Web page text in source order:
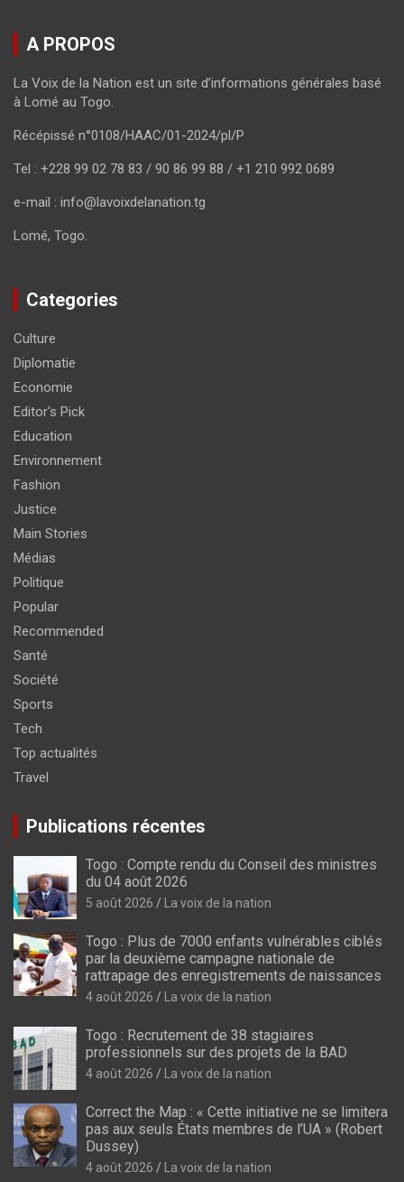
A PROPOS
La Voix de la Nation est un site d’informations générales basé
à Lomé au Togo.
Récépissé n°0108/HAAC/01-2024/pl/P
Tel : +228 99 02 78 83 / 90 86 99 88 / +1 210 992 0689
e-mail : info@lavoixdelanation.tg
Lomé, Togo.
Categories
Culture
Diplomatie
Economie
Editor's Pick
Education
Environnement
Fashion
Justice
Main Stories
Médias
Politique
Popular
Recommended
Santé
Société
Sports
Tech
Top actualités
Travel
Publications récentes
Togo : Compte rendu du Conseil des ministres
du 04 août 2026
5 août 2026 La voix de la nation
Togo : Plus de 7000 enfants vulnérables ciblés
par la deuxième campagne nationale de
rattrapage des enregistrements de naissances
4 août 2026 La voix de la nation
Togo : Recrutement de 38 stagiaires
professionnels sur des projets de la BAD
4 août 2026 La voix de la nation
Correct the Map : « Cette initiative ne se limitera
pas aux seuls États membres de l’UA » (Robert
Dussey)
4 août 2026 La voix de la nation